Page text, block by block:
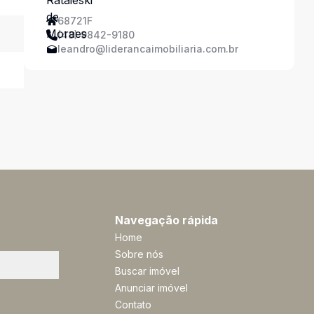
68721F
(48) 9842-9180
leandro@liderancaimobiliaria.com.br
Navegação rápida
Home
Sobre nós
Buscar imóvel
Anunciar imóvel
Contato